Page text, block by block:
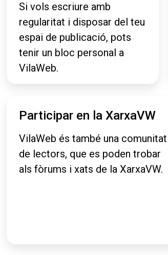
Si vols escriure amb
regularitat i disposar del teu
espai de publicació, pots
tenir un bloc personal a
VilaWeb.
Participar en la XarxaVW
VilaWeb és també una comunitat
de lectors, que es poden trobar
als fòrums i xats de la XarxaVW.